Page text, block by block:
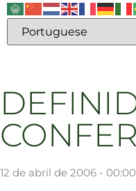
12 de abril de 2006 - 00:00